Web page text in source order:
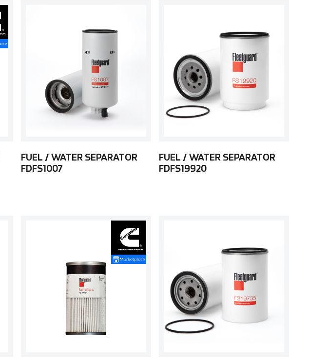
FUEL / WATER SEPARATOR
FDFS1007
FUEL / WATER SEPARATOR
FDFS19920